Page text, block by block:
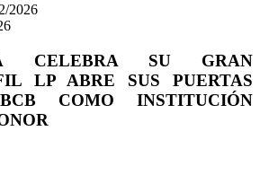
2026
CELEBRA SU GRAN
LP ABRE SUS PUERTAS
COMO INSTITUCIÓN